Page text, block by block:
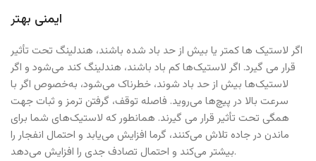
ایمنی بهتر
اگر لاستیک ها کمتر یا بیش از حد باد شده باشند، هندلینگ تحت تأثیر
قرار می گیرد. اگر لاستیک‌ها کم باد باشند، هندلینگ کند می‌شود و اگر
لاستیک‌ها بیش از حد باد شوند، خطرناک می‌شود، به‌خصوص اگر با
سرعت بالا در پیچ‌ها می‌روید. فاصله توقف، گرفتن ترمز و ثبات جهت
همگی تحت تأثیر قرار می گیرند. همانطور که لاستیک‌های شما برای
ماندن در جاده تلاش می‌کنند، گرما افزایش می‌یابد و احتمال انفجار را
بیشتر می‌کند و احتمال تصادف جدی را افزایش می‌دهد.